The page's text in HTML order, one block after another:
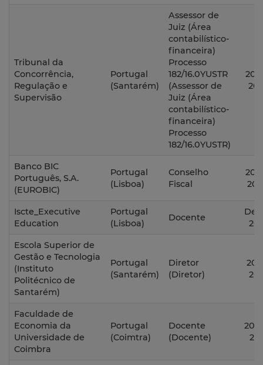
Tribunal da
Concorrência,
Regulação e
Supervisão
Portugal
(Santarém)
Assessor de
Juiz (Área
contabilístico-
financeira)
Processo
182/16.0YUSTR
(Assessor de
Juiz (Área
contabilístico-
financeira)
Processo
182/16.0YUSTR)
Banco BIC
Português, S.A.
(EUROBIC)
Portugal
(Lisboa)
Conselho
Fiscal
Iscte_Executive
Education
Portugal
(Lisboa)
Docente
Escola Superior de
Gestão e Tecnologia
(Instituto
Politécnico de
Santarém)
Portugal
(Santarém)
Diretor
(Diretor)
Faculdade de
Economia da
Universidade de
Coimbra
Portugal
(Coimtra)
Docente
(Docente)